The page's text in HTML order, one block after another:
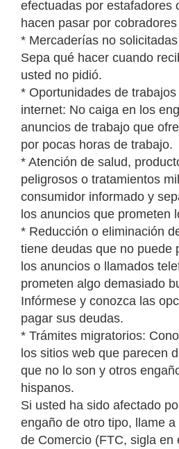
efectuadas por estafadores
hacen pasar por
* Mercaderías no
Sepa qué hacer cuando
usted no pidió.
* Oportunidades de
internet: No caiga en los
anuncios de trabajo que
por pocas horas de trabajo.
* Atención de salud,
peligrosos o tratamientos
consumidor informado y
los anuncios que prometen
* Reducción o eliminación
tiene deudas que no puede
los anuncios o llamados
prometen algo demasiado
Infórmese y conozca las
pagar sus deudas.
* Trámites migratorios:
los sitios web que parecen
que no lo son y otros
hispanos.
Si usted ha sido afectado
engaño de otro tipo, llame
de Comercio (FTC, sigla en